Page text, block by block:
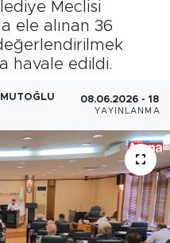
Meclisi
ele alınan 36
havale edildi.
08.06.2026 -
YAYINLANMA